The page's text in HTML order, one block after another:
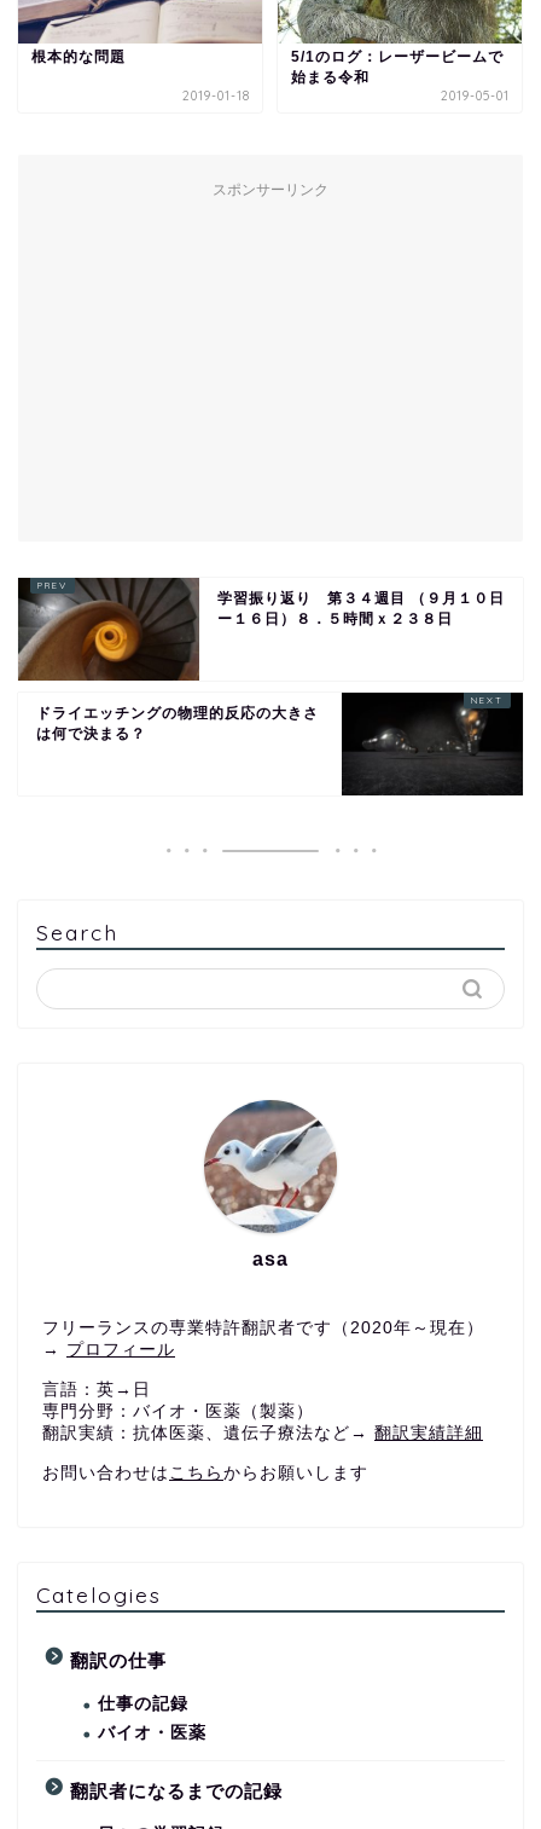
根本的な問題
2019-01-18
5/1のログ：レーザービームで
始まる令和
2019-05-01
スポンサーリンク
学習振り返り 第３４週目 （９月１０日
ー１６日）８．５時間ｘ２３８日
ドライエッチングの物理的反応の大きさ
は何で決まる？
Search
asa
フリーランスの専業特許翻訳者です（2020年～現在）
→ プロフィール
言語：英→日
専門分野：バイオ・医薬（製薬）
翻訳実績：抗体医薬、遺伝子療法など→ 翻訳実績詳細
お問い合わせは こちら からお願いします
Catelogies
翻訳の仕事
仕事の記録
バイオ・医薬
翻訳者になるまでの記録